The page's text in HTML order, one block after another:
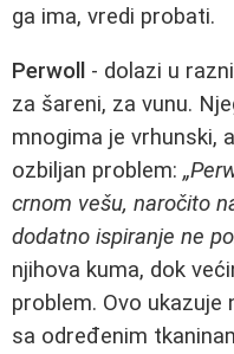
ga ima, vredi probati.
Perwoll
- dolazi u
za šareni, za vunu.
mnogima je vrhunski,
ozbiljan problem:
crnom vešu, naročito
dodatno ispiranje ne
njihova kuma, dok
problem. Ovo
sa određenim